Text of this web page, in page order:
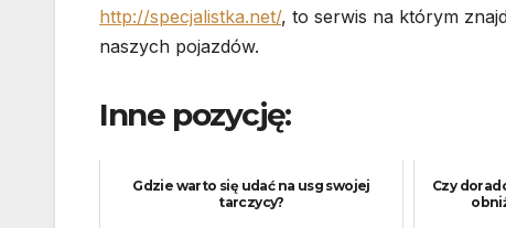
http://specjalistka.net/, to serwis na którym
naszych pojazdów.
Inne pozycję:
Gdzie warto się udać na usg swojej
tarczycy?
Czy